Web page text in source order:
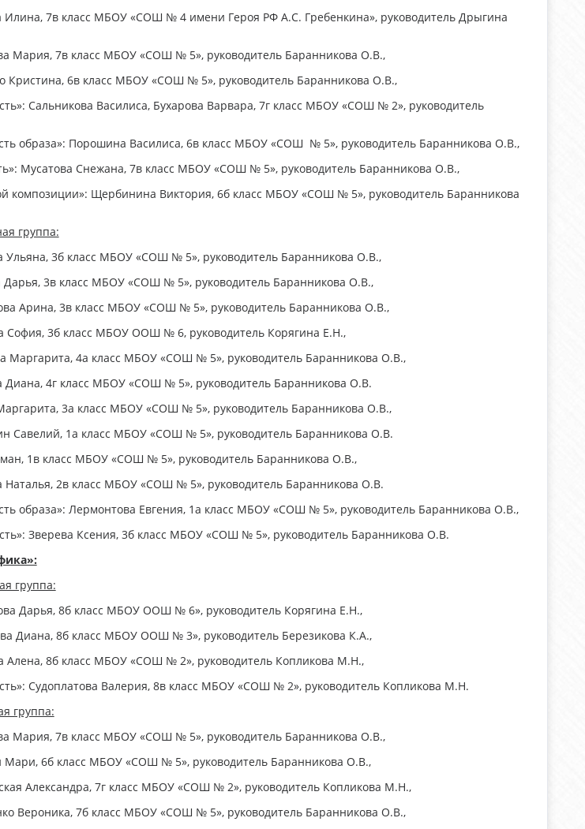
Илина, 7в класс МБОУ «СОШ № 4 имени Героя РФ А.С. Гребенкина», руководитель Дрыгина
Мария, 7в класс МБОУ «СОШ № 5», руководитель Баранникова О.В.,
Кристина, 6в класс МБОУ «СОШ № 5», руководитель Баранникова О.В.,
Сальникова Василиса, Бухарова Варвара, 7г класс МБОУ «СОШ № 2», руководитель
образа»: Порошина Василиса, 6в класс МБОУ «СОШ № 5», руководитель Баранникова О.В.,
Мусатова Снежана, 7в класс МБОУ «СОШ № 5», руководитель Баранникова О.В.,
композиции»: Щербинина Виктория, 6б класс МБОУ «СОШ № 5», руководитель Баранникова
группа:
Ульяна, 3б класс МБОУ «СОШ № 5», руководитель Баранникова О.В.,
Дарья, 3в класс МБОУ «СОШ № 5», руководитель Баранникова О.В.,
Арина, 3в класс МБОУ «СОШ № 5», руководитель Баранникова О.В.,
София, 3б класс МБОУ ООШ № 6, руководитель Корягина Е.Н.,
Маргарита, 4а класс МБОУ «СОШ № 5», руководитель Баранникова О.В.,
Диана, 4г класс МБОУ «СОШ № 5», руководитель Баранникова О.В.
3а класс МБОУ «СОШ № 5», руководитель Баранникова О.В.,
Савелий, 1а класс МБОУ «СОШ № 5», руководитель Баранникова О.В.
1в класс МБОУ «СОШ № 5», руководитель Баранникова О.В.,
Наталья, 2в класс МБОУ «СОШ № 5», руководитель Баранникова О.В.
образа»: Лермонтова Евгения, 1а класс МБОУ «СОШ № 5», руководитель Баранникова О.В.,
Зверева Ксения, 3б класс МБОУ «СОШ № 5», руководитель Баранникова О.В.
группа:
Дарья, 8б класс МБОУ ООШ № 6», руководитель Корягина Е.Н.,
Диана, 8б класс МБОУ ООШ № 3», руководитель Березикова К.А.,
Алена, 8б класс МБОУ «СОШ № 2», руководитель Копликова М.Н.,
Судоплатова Валерия, 8в класс МБОУ «СОШ № 2», руководитель Копликова М.Н.
группа:
Мария, 7в класс МБОУ «СОШ № 5», руководитель Баранникова О.В.,
Мари, 6б класс МБОУ «СОШ № 5», руководитель Баранникова О.В.,
Александра, 7г класс МБОУ «СОШ № 2», руководитель Копликова М.Н.,
Вероника, 7б класс МБОУ «СОШ № 5», руководитель Баранникова О.В.,